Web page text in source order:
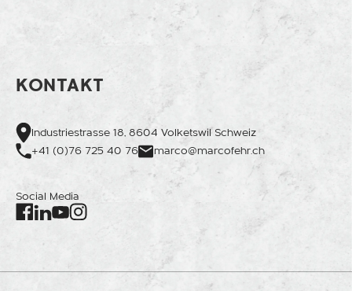
KONTAKT
Industriestrasse 18, 8604 Volketswil Schweiz
+41 (0)76 725 40 76
marco@marcofehr.ch
Social Media
Facebook
LinkedIn
Youtube
Instagram